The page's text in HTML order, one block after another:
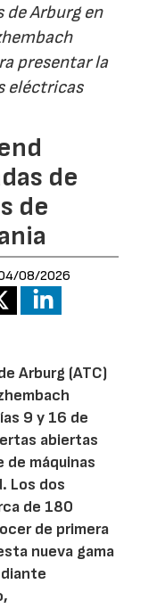
Arburg en
presentar la
eléctricas
de
de
08/2026
Arburg (ATC)
9 y 16 de
abiertas
de máquinas
Los dos
de 180
de primera
nueva gama